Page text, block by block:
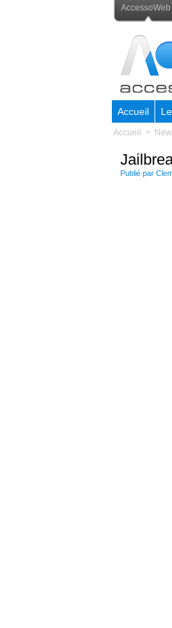
AccessoWeb
Accueil
Accueil >
Publié par